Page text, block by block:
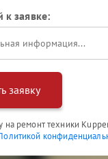
заявке:
заявку
на ремонт техники